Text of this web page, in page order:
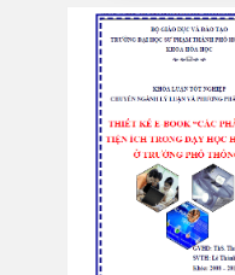
họ Viễn chí
(Polygalaceae)